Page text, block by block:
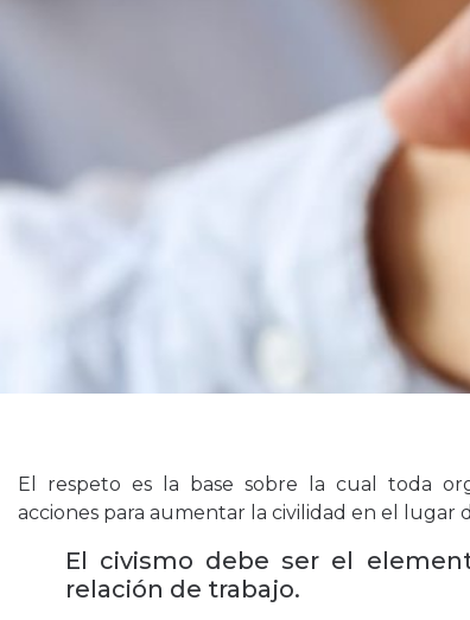
El respeto es la base sobre la cual toda
acciones para aumentar la civilidad en el lugar
El civismo debe ser el
relación de trabajo.